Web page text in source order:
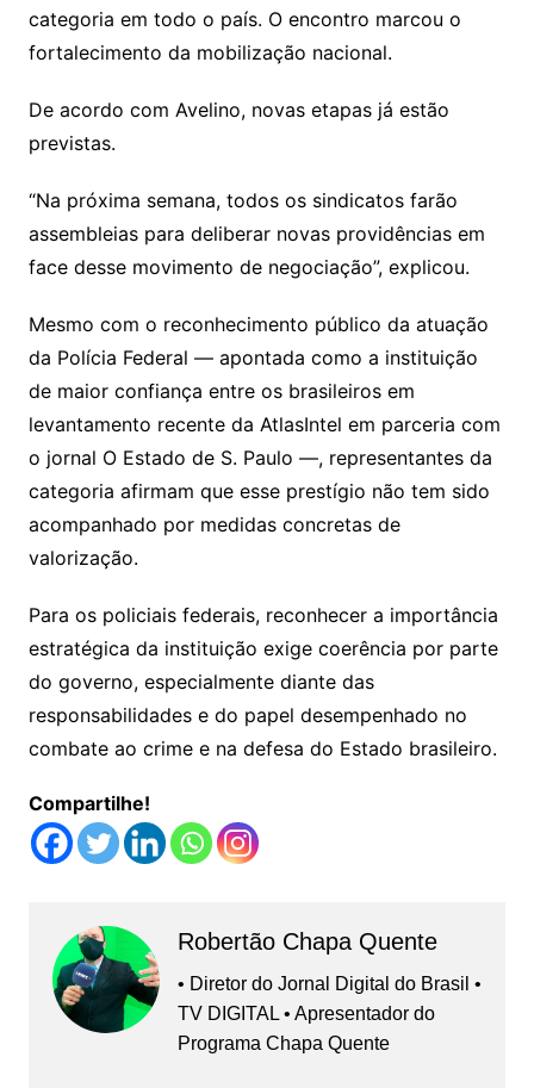
categoria em todo o país. O encontro marcou o
fortalecimento da mobilização nacional.
De acordo com Avelino, novas etapas já estão
previstas.
“Na próxima semana, todos os sindicatos farão
assembleias para deliberar novas providências em
face desse movimento de negociação”, explicou.
Mesmo com o reconhecimento público da atuação
da Polícia Federal — apontada como a instituição
de maior confiança entre os brasileiros em
levantamento recente da AtlasIntel em parceria com
o jornal O Estado de S. Paulo —, representantes da
categoria afirmam que esse prestígio não tem sido
acompanhado por medidas concretas de
valorização.
Para os policiais federais, reconhecer a importância
estratégica da instituição exige coerência por parte
do governo, especialmente diante das
responsabilidades e do papel desempenhado no
combate ao crime e na defesa do Estado brasileiro.
Compartilhe!
Robertão Chapa Quente
• Diretor do Jornal Digital do Brasil •
TV DIGITAL • Apresentador do
Programa Chapa Quente